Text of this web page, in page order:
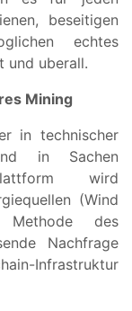
beseitigen
echtes
und uberall.
Mining
in technischer
in Sachen
wird
(Wind
des
Nachfrage
Infrastruktur